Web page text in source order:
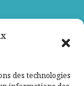
des technologies